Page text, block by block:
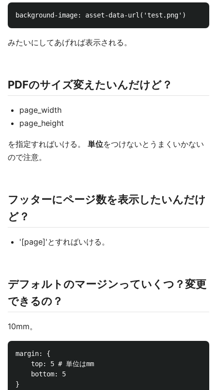
みたいにしてあげれば表示される。
PDFのサイズ変えたいんだけど？
page_width
page_height
を指定すればいける。 単位をつけないとうまくいかない
ので注意。
フッターにページ数を表示したいんだけ
ど？
'[page]'とすればいける。
デフォルトのマージンっていくつ？変更
できるの？
10mm。
margin: {